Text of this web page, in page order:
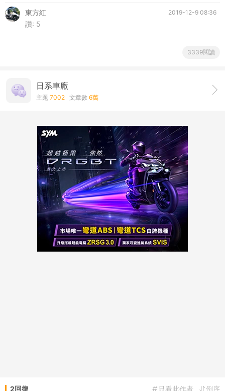
2019-12-9 08:36
東方紅
讚: 5
3339閱讀
日系車廠
主題 7002 文章數 6萬
2回復 倒序
只看此作者